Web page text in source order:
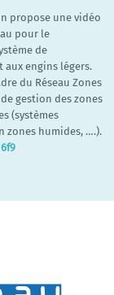
propose une vidéo
pour le
de
aux engins légers.
du Réseau Zones
gestion des zones
(systèmes
zones humides, ….).